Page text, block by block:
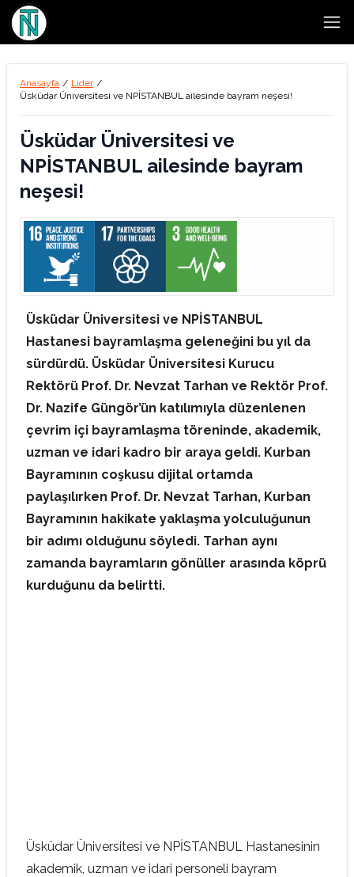
Anasayfa / Lider /
Üsküdar Üniversitesi ve NPİSTANBUL ailesinde bayram neşesi!
Üsküdar Üniversitesi ve
NPİSTANBUL ailesinde bayram
neşesi!
Üsküdar Üniversitesi ve NPİSTANBUL
Hastanesi bayramlaşma geleneğini bu yıl da
sürdürdü. Üsküdar Üniversitesi Kurucu
Rektörü Prof. Dr. Nevzat Tarhan ve Rektör Prof.
Dr. Nazife Güngör’ün katılımıyla düzenlenen
çevrim içi bayramlaşma töreninde, akademik,
uzman ve idari kadro bir araya geldi. Kurban
Bayramının coşkusu dijital ortamda
paylaşılırken Prof. Dr. Nevzat Tarhan, Kurban
Bayramının hakikate yaklaşma yolculuğunun
bir adımı olduğunu söyledi. Tarhan aynı
zamanda bayramların gönüller arasında köprü
kurduğunu da belirtti.
Üsküdar Üniversitesi ve NPİSTANBUL Hastanesinin
akademik, uzman ve idari personeli bayram